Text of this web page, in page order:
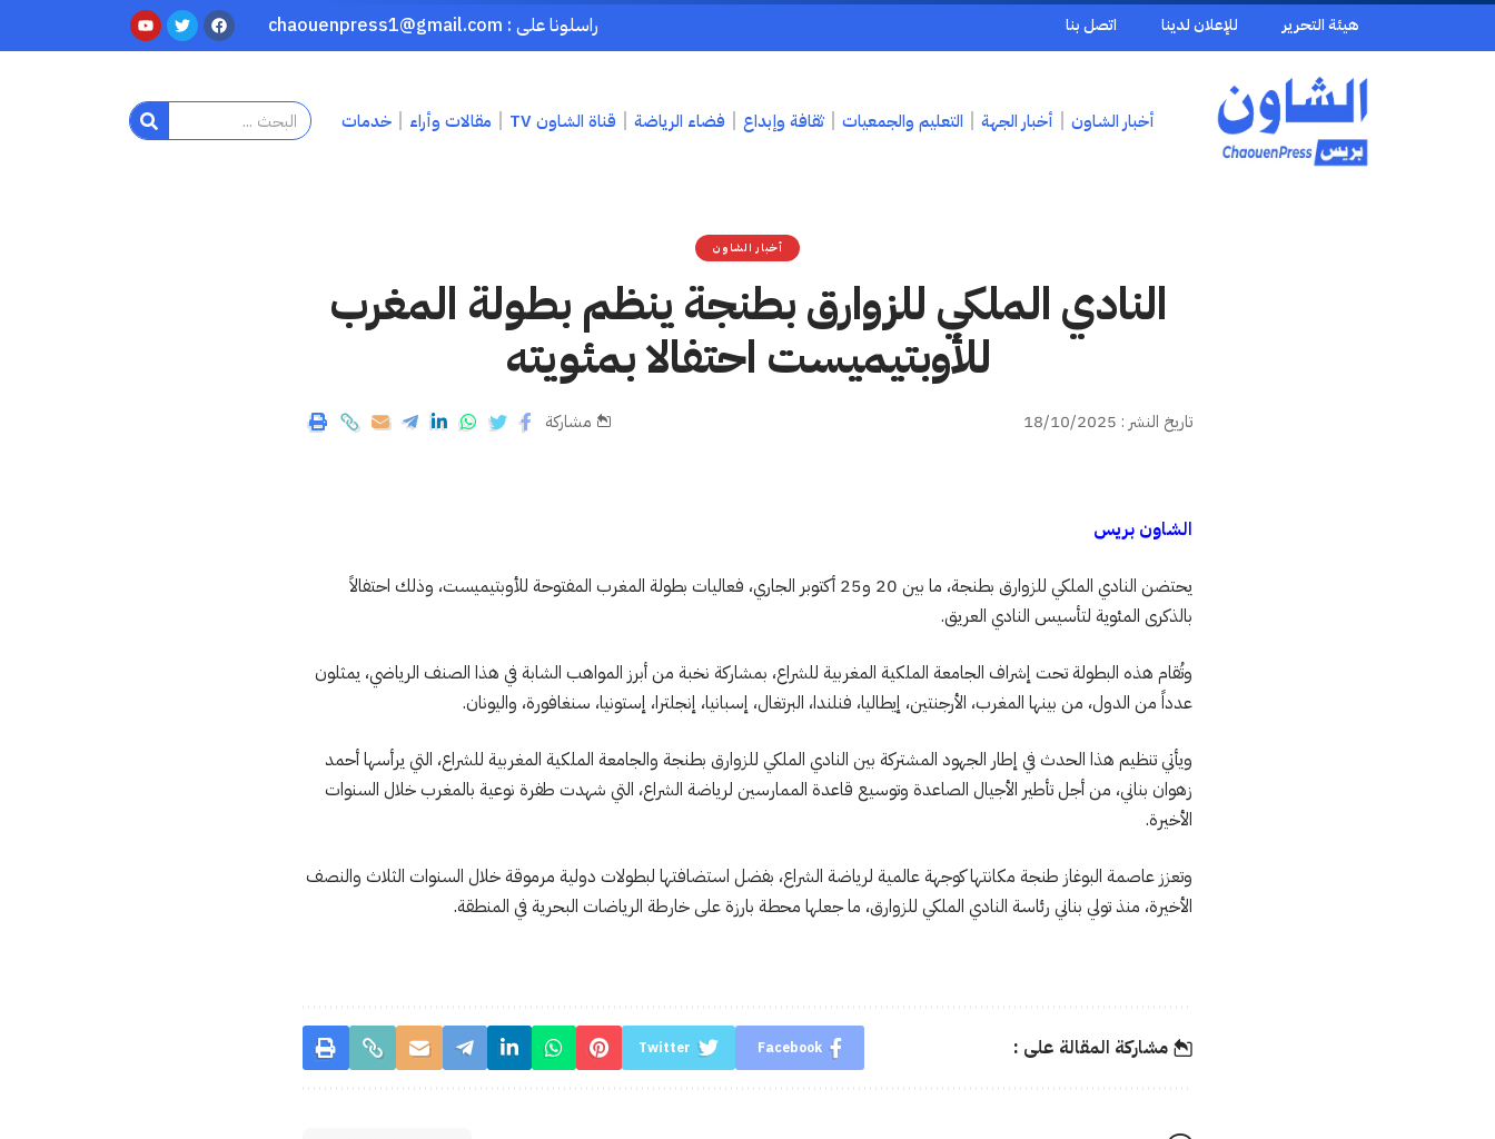
هيئة التحرير للإعلان لدينا اتصل بنا راسلونا على : chaouenpress1@gmail.com
أخبار الشاون أخبار الجهة التعليم والجمعيات ثقافة وإبداع فضاء الرياضة قناة الشاون TV مقالات وأراء خدمات
أخبار الشاون
النادي الملكي للزوارق بطنجة ينظم بطولة المغرب
للأوبتيميست احتفالا بمئويته
تاريخ النشر : 18/10/2025 مشاركة
الشاون بريس
يحتضن النادي الملكي للزوارق بطنجة، ما بين 20 و25 أكتوبر الجاري، فعاليات بطولة المغرب المفتوحة للأوبتيميست، وذلك احتفالاً
بالذكرى المئوية لتأسيس النادي العريق.
وتُقام هذه البطولة تحت إشراف الجامعة الملكية المغربية للشراع، بمشاركة نخبة من أبرز المواهب الشابة في هذا الصنف الرياضي، يمثلون
عدداً من الدول، من بينها المغرب، الأرجنتين، إيطاليا، فنلندا، البرتغال، إسبانيا، إنجلترا، إستونيا، سنغافورة، واليونان.
ويأتي تنظيم هذا الحدث في إطار الجهود المشتركة بين النادي الملكي للزوارق بطنجة والجامعة الملكية المغربية للشراع، التي يرأسها أحمد
زهوان بناني، من أجل تأطير الأجيال الصاعدة وتوسيع قاعدة الممارسين لرياضة الشراع، التي شهدت طفرة نوعية بالمغرب خلال السنوات
الأخيرة.
وتعزز عاصمة البوغاز طنجة مكانتها كوجهة عالمية لرياضة الشراع، بفضل استضافتها لبطولات دولية مرموقة خلال السنوات الثلاث والنصف
الأخيرة، منذ تولي بناني رئاسة النادي الملكي للزوارق، ما جعلها محطة بارزة على خارطة الرياضات البحرية في المنطقة.
مشاركة المقالة على : Facebook
Twitter